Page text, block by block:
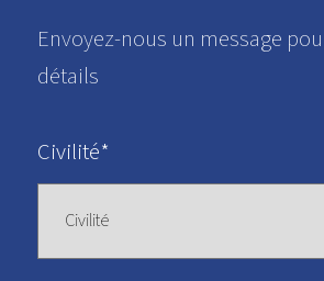
Envoyez-nous un message
détails
Civilité*